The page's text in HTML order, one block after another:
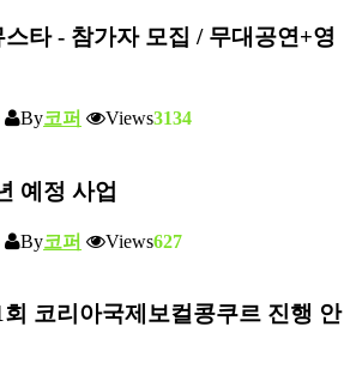
타 - 참가자 모집 / 무대공연+영
By코퍼 Views3134
예정 사업
By코퍼 Views627
코리아국제보컬콩쿠르 진행 안